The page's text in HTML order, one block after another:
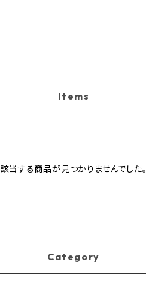
Items
該当する商品が見つかりませんでした。
Category